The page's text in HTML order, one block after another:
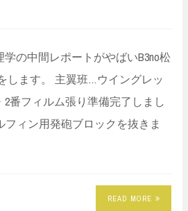
の中間レポートがやばいB3no松
します。 主翼班…ウイングレッ
2番フィルム張り準備完了しまし
ィン用発砲ブロックを抜きま
READ MORE